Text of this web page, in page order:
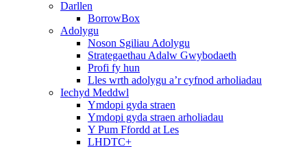
Darllen
BorrowBox
Adolygu
Noson Sgiliau Adolygu
Strategaethau Adalw Gwybodaeth
Profi fy hun
Lles wrth adolygu a’r cyfnod arholiadau
Iechyd Meddwl
Ymdopi gyda straen
Ymdopi gyda straen arholiadau
Y Pum Ffordd at Les
LHDTC+